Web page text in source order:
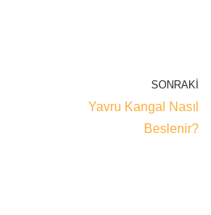
SONRAKI
Yavru Kangal Nasıl
Beslenir?